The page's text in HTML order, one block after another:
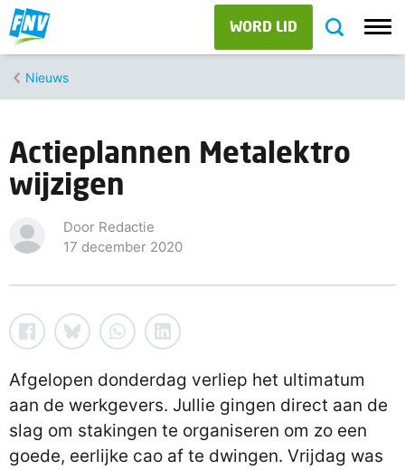
WORD LID
Nieuws
Actieplannen Metalektro
wijzigen
Door Redactie
17 december 2020
Afgelopen donderdag verliep het ultimatum
aan de werkgevers. Jullie gingen direct aan de
slag om stakingen te organiseren om zo een
goede, eerlijke cao af te dwingen. Vrijdag was